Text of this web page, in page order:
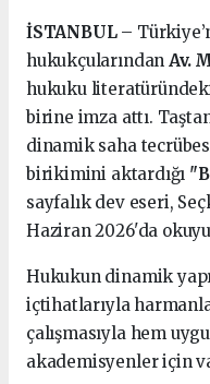
İSTANBUL–
hukukçularından Av.
hukuku
birine imza attı.
dinamik saha
birikimini aktardığı
sayfalık dev eseri,
Haziran 2026'da
Hukukun dinamik
içtihatlarıyla
çalışmasıyla hem
akademisyenler için